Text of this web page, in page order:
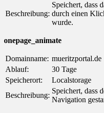
Beschreibung:
Speichert, dass
durch einen
wurde.
onepage_animate
Domainname: mueritzportal.de
Ablauf:
30 Tage
Speicherort:
Localstorage
Beschreibung:
Speichert, dass
Navigation